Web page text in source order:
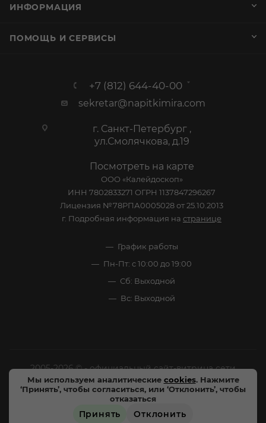
Мы используем аналитические cookies. Нажмите
‘Принять’, чтобы согласиться, или ‘Отклонить’, чтобы
отказаться
Принять Отклонить
ИНФОРМАЦИЯ
ПОМОЩЬ И СЕРВИСЫ
+7 (812) 644-40-00
sekretar@napitkimira.com
г. Санкт-Петербург ,
ул.Смолячкова, д.19
Посмотреть на карте
ООО «Калейдоскоп»
ИНН 7802833271 ОГРН 1137847296267
Лицензия №78РПА0005028 от 25.10.2013
г. Подробная информация на странице
График работы
Пн-Пт: с 10:00 до 19:00
Сб: Выходной
Вс: Выходной
2005-2026 © - официальный сайт-витрина сети
специализированных напитков "Калейдоскоп Напитков
Мира". Все права защищены.